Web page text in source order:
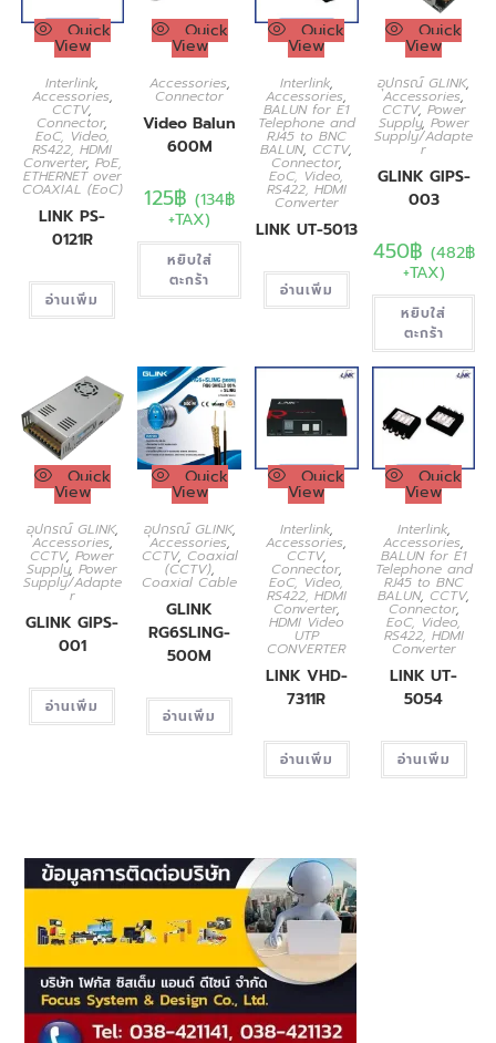
Quick
View
Interlink,
Accessories,
CCTV,
Connector,
EoC, Video,
RS422, HDMI
Converter, PoE,
ETHERNET over
COAXIAL (EoC)
LINK PS-
0121R
อ่านเพิ่ม
Quick
View
Accessories,
Connector
Video Balun
600M
125฿ (134฿
+TAX)
หยิบใส่
ตะกร้า
Quick
View
Interlink,
Accessories,
BALUN for E1
Telephone and
RJ45 to BNC
BALUN, CCTV,
Connector,
EoC, Video,
RS422, HDMI
Converter
LINK UT-5013
อ่านเพิ่ม
Quick
View
อุปกรณ์ GLINK,
Accessories,
CCTV, Power
Supply, Power
Supply/Adapte
r
GLINK GIPS-
003
450฿ (482฿
+TAX)
หยิบใส่
ตะกร้า
Quick
View
อุปกรณ์ GLINK,
Accessories,
CCTV,Power
Supply,Power
Supply/Adapte
r
GLINK GIPS-
001
อ่านเพิ่ม
Quick
View
อุปกรณ์ GLINK,
Accessories,
CCTV, Coaxial
(CCTV),
Coaxial Cable
GLINK
RG6SLING-
500M
อ่านเพิ่ม
Quick
View
Interlink,
Accessories,
CCTV,
Connector,
EoC, Video,
RS422, HDMI
Converter,
HDMI Video
UTP
CONVERTER
LINK VHD-
7311R
อ่านเพิ่ม
Quick
View
Interlink,
Accessories,
BALUN for E1
Telephone and
RJ45 to BNC
BALUN, CCTV,
Connector,
EoC, Video,
RS422, HDMI
Converter
LINK UT-
5054
อ่านเพิ่ม